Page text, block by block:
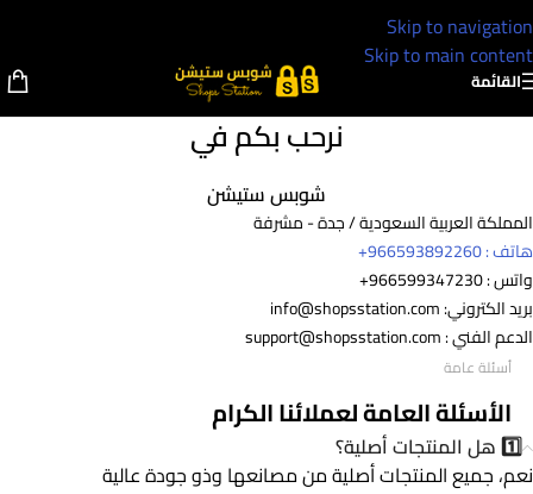
Skip to navigation
Skip to main content
القائمة
نرحب بكم في
شوبس ستيشن
المملكة العربية السعودية / جدة - مشرفة
هاتف : 966593892260+
واتس : 966599347230+
بريد الكتروني:info@shopsstation.com
الدعم الفني :support@shopsstation.com
أسئلة عامة
الأسئلة العامة لعملائنا الكرام
1️⃣ هل المنتجات أصلية؟
نعم، جميعالمنتجاتأصلية من مصانعها وذو جودة عالية